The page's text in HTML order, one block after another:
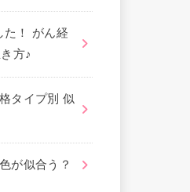
た！ がん経
方♪
タイプ別 似
が似合う？